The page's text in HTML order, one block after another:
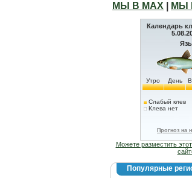
МЫ В МАХ МЫ
Календарь
Язь
Утро День
Слабый клев
Клева нет
Прогноз на
Можете разместить
Популярные